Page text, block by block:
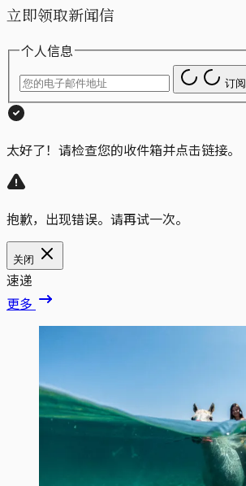
立即领取新闻信
个人信息
订阅
太好了！请检查您的收件箱并点击链接。
抱歉，出现错误。请再试一次。
关闭
速递
更多